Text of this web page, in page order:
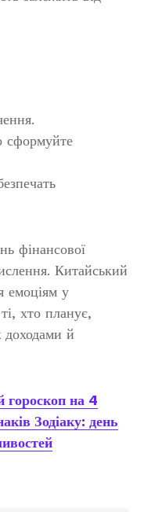
сформуйте
фінансової
Китайський
емоціям у
хто планує,
доходами й
гороскоп на 4
Зодіаку: день